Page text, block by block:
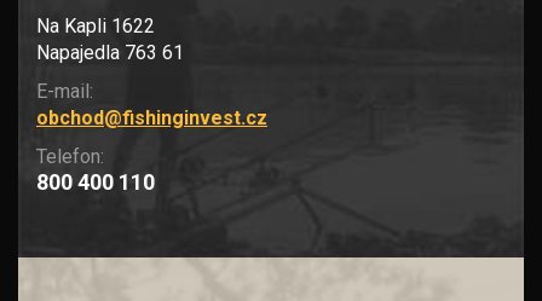
Na Kapli 1622
Napajedla 763 61
E-mail:
obchod@fishinginvest.cz
Telefon:
800 400 110